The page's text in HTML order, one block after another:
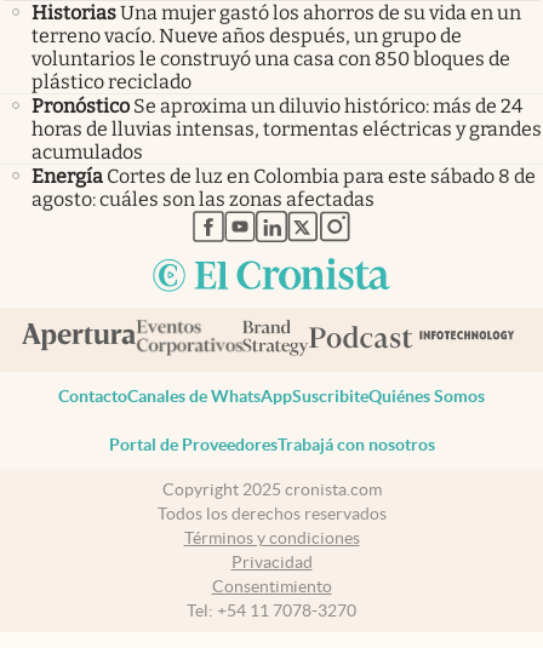
HistoriasUna mujer gastó los ahorros de su vida en un
terreno vacío. Nueve años después, un grupo de
voluntarios le construyó una casa con 850 bloques de
plástico reciclado
Pronóstico Se aproxima un diluvio histórico: más de 24
horas de lluvias intensas, tormentas eléctricas y grandes
acumulados
Energía Cortes de luz en Colombia para este sábado 8 de
agosto: cuáles son las zonas afectadas
abre en nueva pestaña
abre en nueva pestaña
abre en nueva pestaña
abre en nueva pestaña
abre en nueva pestaña
ContactoCanales de WhatsAppSuscribiteQuiénes Somos
Portal de ProveedoresTrabajá con nosotros
Copyright 2025 cronista.com
Todos los derechos reservados
Términos y condiciones
Privacidad
Consentimiento
Tel: +54 11 7078-3270